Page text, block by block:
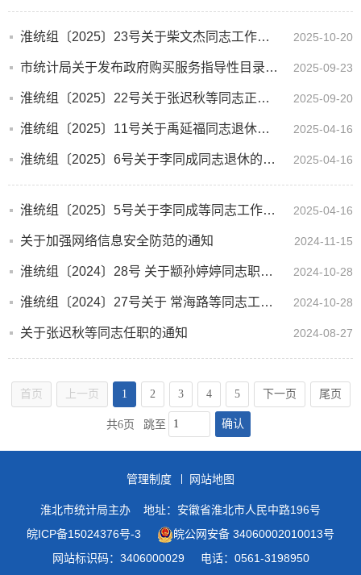
淮统组〔2025〕23号关于柴文杰同志工作职务的通知 2025-10-20
市统计局关于发布政府购买服务指导性目录的公告 2025-09-23
淮统组〔2025〕22号关于张迟秋等同志正式任职的通知 2025-09-20
淮统组〔2025〕11号关于禹延福同志退休的通知 2025-04-16
淮统组〔2025〕6号关于李同成同志退休的通知 2025-04-16
淮统组〔2025〕5号关于李同成等同志工作职务的通知 2025-04-16
关于加强网络信息安全防范的通知 2024-11-15
淮统组〔2024〕28号 关于颛孙婷婷同志职级晋升的通知 2024-10-28
淮统组〔2024〕27号关于 常海路等同志工作职务的通知 2024-10-28
关于张迟秋等同志任职的通知 2024-08-27
首页 上一页 1 2 3 4 5 下一页 尾页
共6页 跳至 确认
管理制度 网站地图
淮北市统计局主办
地址：安徽省淮北市人民中路196号
皖ICP备15024376号-3
皖公网安备 34060002010013号
网站标识码：3406000029
电话：0561-3198950